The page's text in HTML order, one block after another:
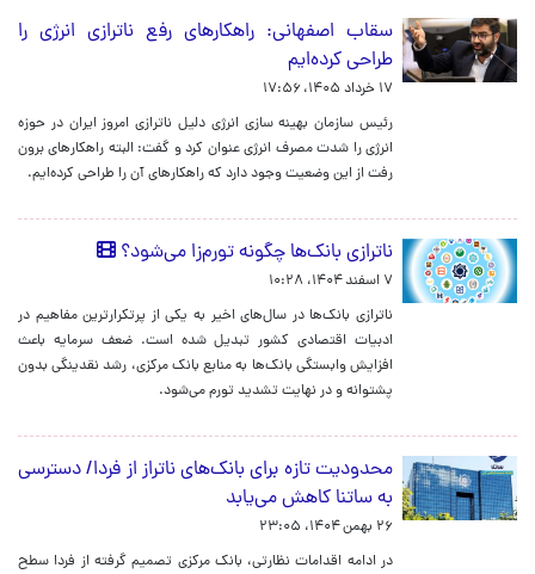
سقاب اصفهانی: راهکارهای رفع ناترازی انرژی را
طراحی کرده‌ایم
۱۷ خرداد ۱۴۰۵، ۱۷:۵۶
رئیس سازمان بهینه سازی انرژی دلیل ناترازی امروز ایران در حوزه
انرژی را شدت مصرف انرژی عنوان کرد و گفت: البته راهکارهای برون
رفت از این وضعیت وجود دارد که راهکارهای آن را طراحی کرده‌ایم.
ناترازی بانک‌ها چگونه تورم‌زا می‌شود؟
۷ اسفند ۱۴۰۴، ۱۰:۲۸
ناترازی بانک‌ها در سال‌های اخیر به یکی از پرتکرارترین مفاهیم در
ادبیات اقتصادی کشور تبدیل شده است. ضعف سرمایه باعث
افزایش وابستگی بانک‌ها به منابع بانک مرکزی، رشد نقدینگی بدون
پشتوانه و در نهایت تشدید تورم می‌شود.
محدودیت تازه برای بانک‌های ناتراز از فردا/ دسترسی
به ساتنا کاهش می‌یابد
۲۶ بهمن ۱۴۰۴، ۲۳:۰۵
در ادامه اقدامات نظارتی، بانک مرکزی تصمیم گرفته از فردا سطح